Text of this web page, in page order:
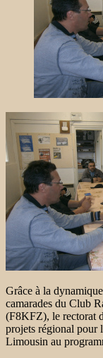
Grâce à la
camarades du Club
(F8KFZ), le rectorat
projets régional pour
Limousin au